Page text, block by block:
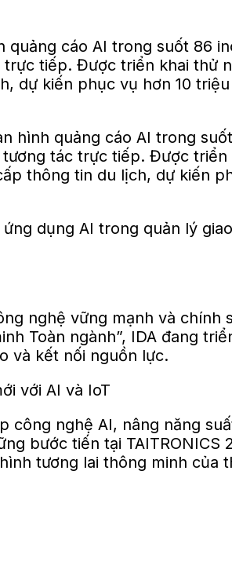
quảng cáo AI trong suốt 86
trực tiếp. Được triển khai thử
dự kiến phục vụ hơn 10
dụng AI trong quản lý
nghệ vững mạnh và chính
Toàn ngành”, IDA đang
và kết nối nguồn lực.
nghệ AI, nâng năng
bước tiến tại TAITRONICS
tương lai thông minh của